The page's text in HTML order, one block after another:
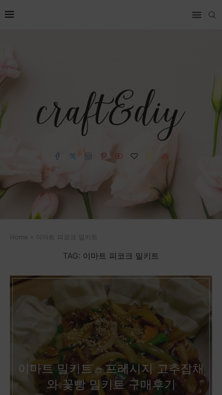
Home » 이마트 피코크 밀키트
TAG: 이마트 피코크 밀키트
이마트 밀키트 – 프레시지 고추잡채
와 꽃빵 밀키트 구매후기